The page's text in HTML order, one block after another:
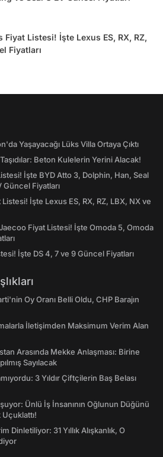
Listesi! İşte Lexus ES, RX, RZ,
Fiyatları
Yaşayacağı Lüks Villa Ortaya Çıktı
Beton Kulelerin Yerini Alacak!
İşte BYD Atto 3, Dolphin, Han, Seal
Güncel Fiyatları
İşte Lexus ES, RX, RZ, LBX, NX ve
Fiyat Listesi! İşte Omoda 5, Omoda
İşte DS 4, 7 ve 9 Güncel Fiyatları
Oy Oranı Belli Oldu, CHP Barajın
İletişimden Maksimum Verim Alan
Arasında Mekke Anlaşması: Birine
Sayılacak
3 Yıldır Çiftçilerin Baş Belası
Ünlü İş İnsanının Oğlunun Düğünü
Dinletiliyor: 31 Yıllık Alışkanlık, O